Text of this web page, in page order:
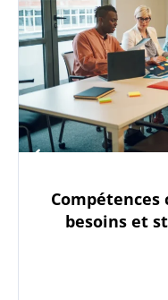
besoins et